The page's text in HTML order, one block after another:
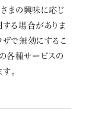
まの興味に応じ
る場合がありま
で無効にするこ
各種サービスの
。